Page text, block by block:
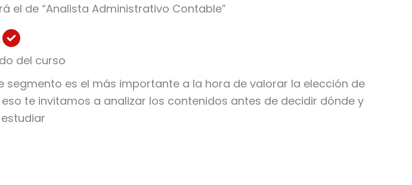
el de “Analista Administrativo Contable”
del curso
es el más importante a la hora de valorar la elección de
te invitamos a analizar los contenidos antes de decidir dónde y